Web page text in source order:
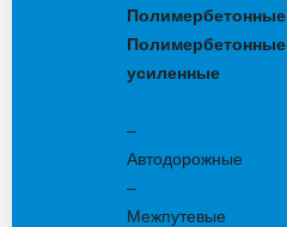
Полимербетонные
Полимербетонные
усиленные
–
Автодорожные
–
Межпутевые